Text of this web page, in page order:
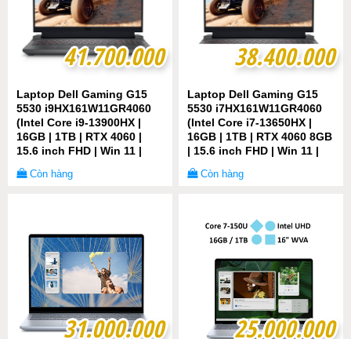
41.700.000
41.700.000
Laptop Dell Gaming G15
5530 i9HX161W11GR4060
(Intel Core i9-13900HX |
16GB | 1TB | RTX 4060 |
15.6 inch FHD | Win 11 |
Còn hàng
38.400.000
38.400.000
Laptop Dell Gaming G15
5530 i7HX161W11GR4060
(Intel Core i7-13650HX |
16GB | 1TB | RTX 4060 8GB
| 15.6 inch FHD | Win 11 |
Còn hàng
31.000.000
31.000.000 25.000.000
25.000.000